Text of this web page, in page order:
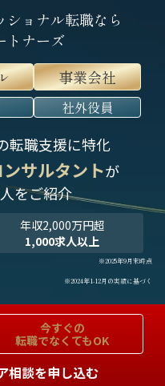
ョナル転職なら
トナーズ
事業会社
社外役員
転職支援に特化
サルタントが
をご紹介
年収2,000万円超
1,000求人以上
※2025年9月末時点
※2024年1-12月の実績に基づく
今すぐの
転職でなくてもOK
相談を申し込む